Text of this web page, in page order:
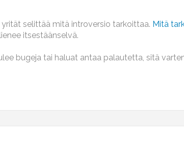
selittää mitä introversio tarkoittaa. Mitä
itsestäänselvä.
bugeja tai haluat antaa palautetta, sitä